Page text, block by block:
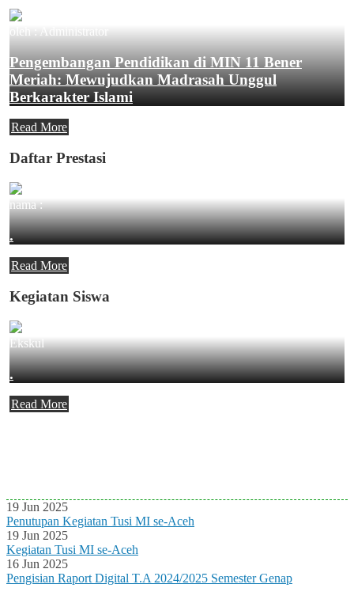
oleh : Administrator
Pengembangan Pendidikan di MIN 11 Bener
Meriah: Mewujudkan Madrasah Unggul
Berkarakter Islami
Read More
Daftar Prestasi
nama :
.
Read More
Kegiatan Siswa
Ekskul
.
Read More
19 Jun 2025
Penutupan Kegiatan Tusi MI se-Aceh
19 Jun 2025
Kegiatan Tusi MI se-Aceh
16 Jun 2025
Pengisian Raport Digital T.A 2024/2025 Semester Genap